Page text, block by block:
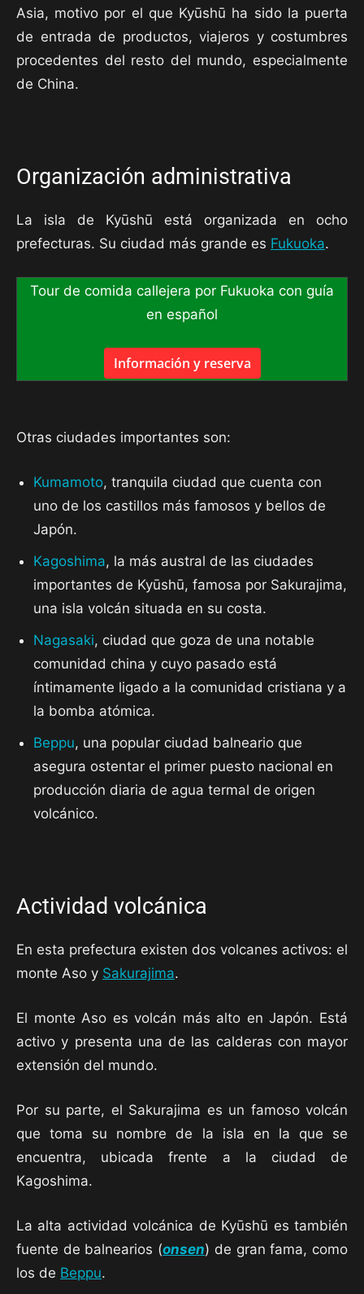
Asia, motivo por el que Kyūshū ha sido la puerta
de entrada de productos, viajeros y costumbres
procedentes del resto del mundo, especialmente
de China.
Organización administrativa
La isla de Kyūshū está organizada en ocho
prefecturas. Su ciudad más grande es Fukuoka.
Tour de comida callejera por Fukuoka con guía
en español
Información y reserva
Otras ciudades importantes son:
Kumamoto, tranquila ciudad que cuenta con
uno de los castillos más famosos y bellos de
Japón.
Kagoshima, la más austral de las ciudades
importantes de Kyūshū, famosa por Sakurajima,
una isla volcán situada en su costa.
Nagasaki, ciudad que goza de una notable
comunidad china y cuyo pasado está
íntimamente ligado a la comunidad cristiana y a
la bomba atómica.
Beppu, una popular ciudad balneario que
asegura ostentar el primer puesto nacional en
producción diaria de agua termal de origen
volcánico.
Actividad volcánica
En esta prefectura existen dos volcanes activos: el
monte Aso y Sakurajima.
El monte Aso es volcán más alto en Japón. Está
activo y presenta una de las calderas con mayor
extensión del mundo.
Por su parte, el Sakurajima es un famoso volcán
que toma su nombre de la isla en la que se
encuentra, ubicada frente a la ciudad de
Kagoshima.
La alta actividad volcánica de Kyūshū es también
fuente de balnearios (onsen) de gran fama, como
los de Beppu.